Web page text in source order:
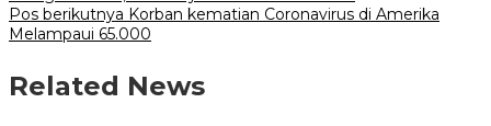
pos
Pos berikutnya Korban kematian Coronavirus di Amerika
Melampaui 65.000
Related News